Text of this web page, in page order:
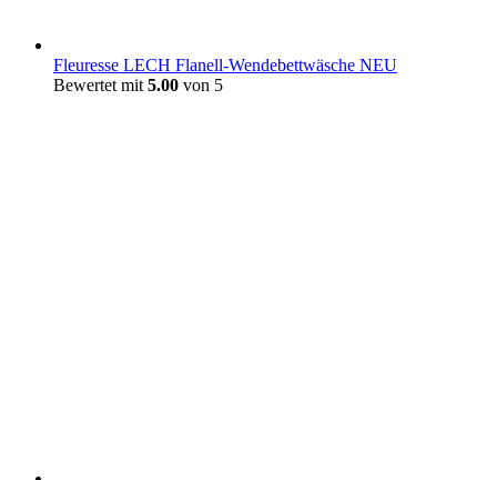
Fleuresse LECH Flanell-Wendebettwäsche NEU
Bewertet mit 5.00 von 5